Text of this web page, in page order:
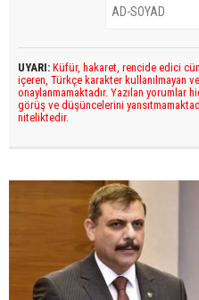
UYARI: Küfür, hakaret, rencide edici
içeren, Türkçe karakter kullanılmayan
onaylanmamaktadır. Yazılan yorumlar
görüş ve düşüncelerini
niteliktedir.